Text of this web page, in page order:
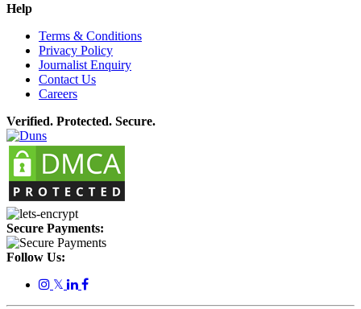
Help
Terms & Conditions
Privacy Policy
Journalist Enquiry
Contact Us
Careers
Verified. Protected. Secure.
Secure Payments:
Follow Us:
𝕏